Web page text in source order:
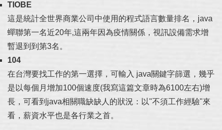
TIOBE
這是統計全世界商業公司中使用的程式語言數量排名，java
蟬聯第一名近20年,這兩年因為疫情關係，視訊設備需求增
暫退到到第3名。
104
在台灣要找工作的第一選擇，可輸入 java關鍵字篩選，幾乎
是以每個月增加100個速度(我寫這篇文章時為6100左右)增
長，可看到java相關職缺缺人的狀況：以"不須工作經驗"來
看，薪資水平也是各行業之首。